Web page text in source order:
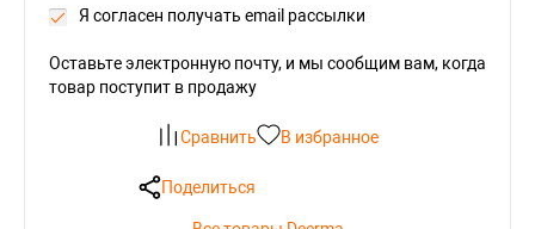
Я согласен получать email рассылки
Оставьте электронную почту, и мы сообщим вам, когда
товар поступит в продажу
Сравнить В избранное
Поделиться